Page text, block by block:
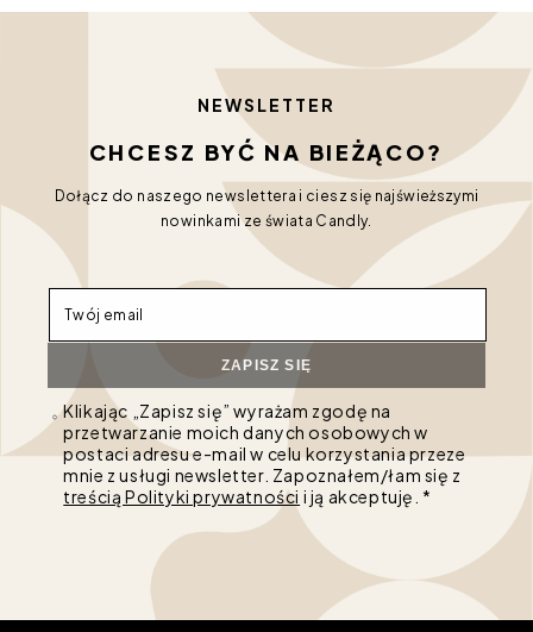
NEWSLETTER
CHCESZ BYĆ NA BIEŻĄCO?
Dołącz do naszego newslettera i ciesz się najświeższymi
nowinkami ze świata Candly.
Twój email
ZAPISZ SIĘ
Klikając „Zapisz się” wyrażam zgodę na
przetwarzanie moich danych osobowych w
postaci adresu e-mail w celu korzystania przeze
mnie z usługi newsletter. Zapoznałem/łam się z
treścią Polityki prywatności i ją akceptuję. *